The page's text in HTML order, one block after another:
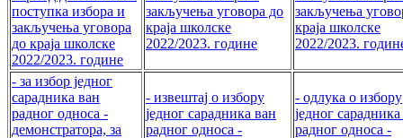
поступка избора и
закључења уговора
до краја школске
2022/2023. године
закључења уговора до
краја школске
2022/2023. године
закључења
краја школске
2022/2023.
- за избор једног
сарадника ван
радног односа -
демонстратора, за
- извештај о избору
једног сарадника ван
радног односа -
- одлука о избору
једног
радног односа -